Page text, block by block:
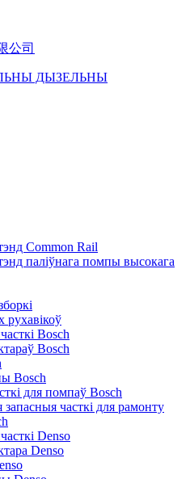
公司
ДЫЗЕЛЬНЫ
Common Rail
паліўнага помпы высокага
рухавікоў
Bosch
Bosch
Bosch
для помпаў Bosch
часткі для рамонту
Denso
Denso